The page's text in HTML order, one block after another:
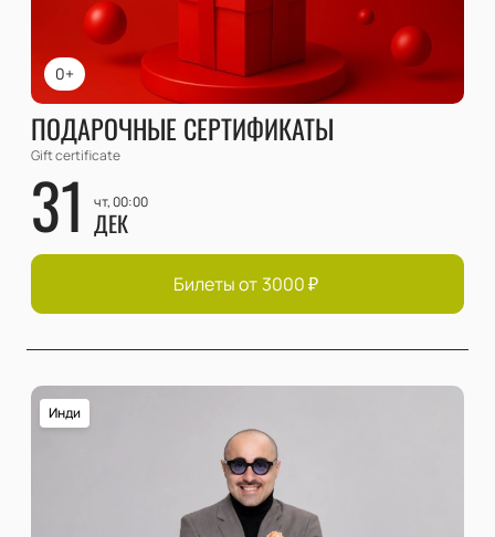
0+
ПОДАРОЧНЫЕ СЕРТИФИКАТЫ
Gift certificate
31 чт, 00:00
ДЕК
Билеты от 3000₽
Инди